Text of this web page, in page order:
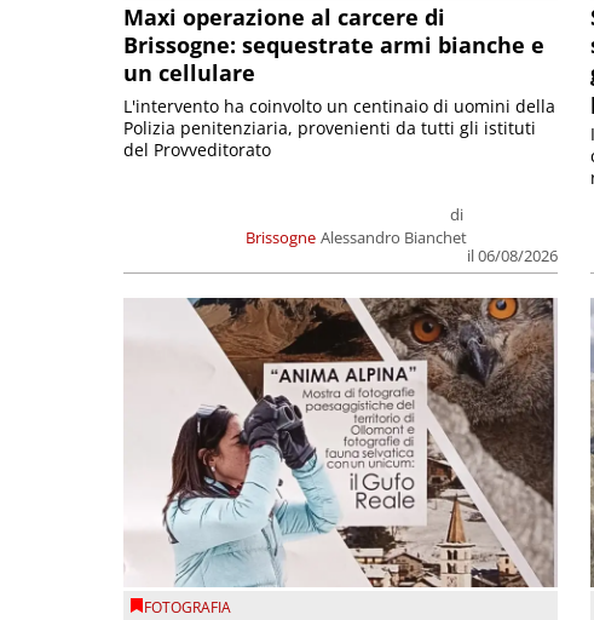
Maxi operazione al carcere di
Brissogne: sequestrate armi bianche e
un cellulare
Brissogne
di
Alessandro Bianchet
il 06/08/2026
L'intervento ha coinvolto un centinaio di uomini della
Polizia penitenziaria, provenienti da tutti gli istituti
del Provveditorato
FOTOGRAFIA